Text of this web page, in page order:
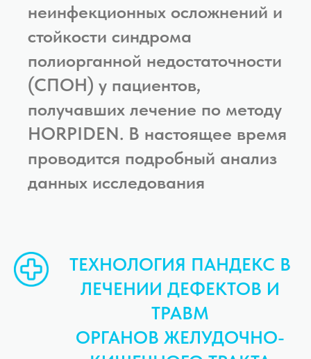
неинфекционных осложнений и
стойкости синдрома
полиорганной недостаточности
(СПОН) у пациентов,
получавших лечение по методу
HORPIDEN. В настоящее время
проводится подробный анализ
данных исследования
ТЕХНОЛОГИЯ ПАНДЕКС В
ЛЕЧЕНИИ ДЕФЕКТОВ И
ТРАВМ
ОРГАНОВ ЖЕЛУДОЧНО-